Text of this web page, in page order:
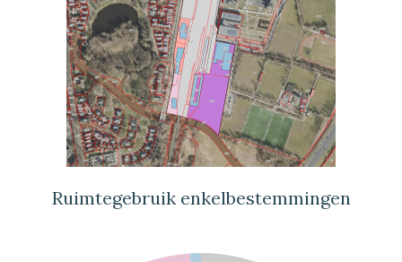
Ruimtegebruik enkelbestemmingen